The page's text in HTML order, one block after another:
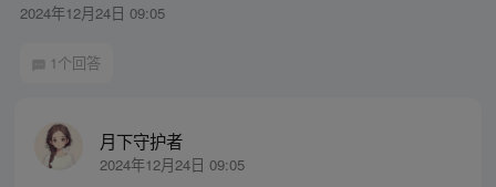
2024年12月24日 09:05
1个回答
月下守护者
2024年12月24日 09:05